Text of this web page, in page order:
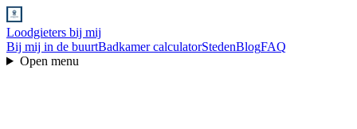
Loodgieters bij mij
Bij mij in de buurtBadkamer calculatorStedenBlogFAQ
Open menu